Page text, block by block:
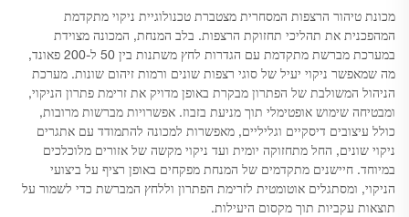
מכונת טיהור הרצפות המסחרית מצטברת טכנולוגיית ניקוי מתקדמת
המהפכנית את תהליכי תחזוקת הרצפות. בלב המנחת, המכונה מצוידת
במערכת מברשת מתקדמת עם הגדרות לחץ משתנות בין 50 ל-200 פאונד,
מה שמאפשר ניקוי יעיל של סוגי רצפות שונים ורמות זיהום שונות. מערכת
הניהול המשולבת של הפתרון מבקרת באופן מדויק את זרימת פתרון הניקוי,
ומבטיחה שימוש אופטימלי תוך מניעת בזבוז. אפשרויות מברשות מרובות,
כולל עיצובים דיסקיים וגליליים, מאפשרות למכונה להתמודד עם אתגרים
ניקוי שונים, החל מתחזוקה יומית ועד ניקוי מקשה של אזורים מלוכלכים
במיוחד. חיישנים מתקדמים של המנחת מפקחים באופן רציף על ביצועי
הניקוי, ומסתגלים אוטומטית לזרימת הפתרון וללחץ המברשת כדי לשמור על
תוצאות עקביות תוך מקסום היעילות.